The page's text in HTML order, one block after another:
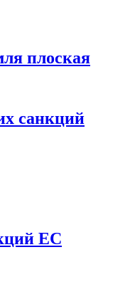
плоская
санкций
ЕС